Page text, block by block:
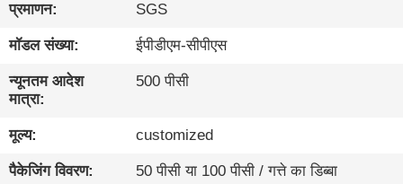
बारे
में
फ़ैक्टरी
दौरा
प्रमाणन: SGS
मॉडल संख्या: ईपीडीएम-सीपीएस
न्यूनतम आदेश
मात्रा:
500 पीसी
मूल्य: customized
पैकेजिंग विवरण: 50 पीसी या 100 पीसी / गत्ते का डिब्बा